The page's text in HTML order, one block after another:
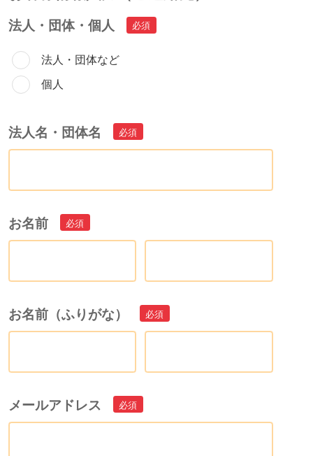
法人・団体・個人
法人・団体など
個人
法人名・団体名
お名前
お名前（ふりがな）
メールアドレス